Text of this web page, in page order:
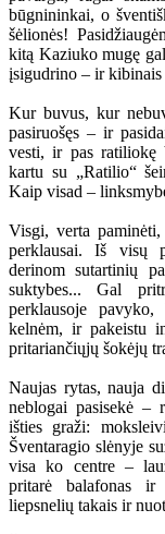
būgnininkai, o
šėlionės!
kitą Kaziuko mugę
įsigudrino – ir kibinais
Kur buvus, kur
pasiruošęs – ir
vesti, ir pas ratiliokę
kartu su „Ratilio“
Kaip visad –
Visgi, verta
perklausai. Iš visų
derinom sutartinių
suktybes... Gal
perklausoje
kelnėm, ir pakeistu
pritariančiųjų šokėjų
Naujas rytas, nauja
neblogai pasisekė –
išties graži:
Šventaragio slėnyje
visa ko centre –
pritarė balafonas ir
liepsnelių takais ir